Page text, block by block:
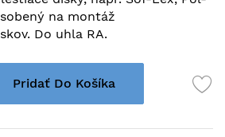
na montáž
Do uhla RA.
Pridať Do Košíka